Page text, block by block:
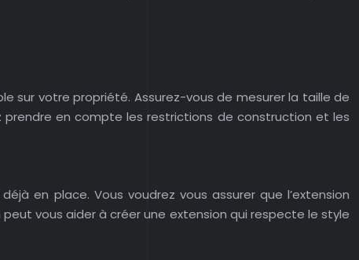
sur votre propriété. Assurez-vous de mesurer la taille de
prendre en compte les restrictions de construction et les
en place. Vous voudrez vous assurer que l’extension
vous aider à créer une extension qui respecte le style